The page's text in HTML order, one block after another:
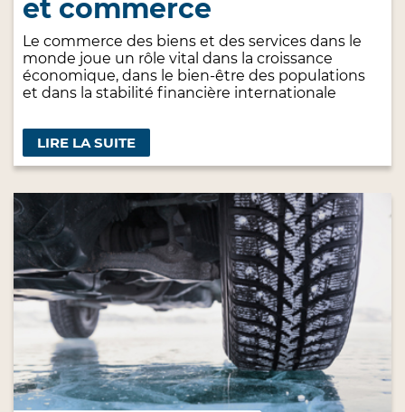
et commerce
Le commerce des biens et des services dans le
monde joue un rôle vital dans la croissance
économique, dans le bien-être des populations
et dans la stabilité financière internationale
LIRE LA SUITE